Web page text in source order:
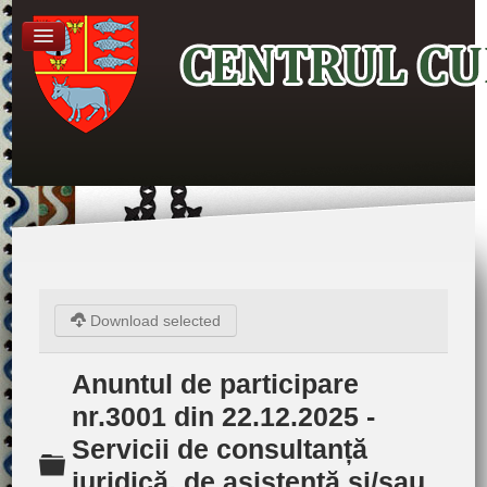
Download selected
Folder
Anuntul de participare
nr.3001 din 22.12.2025 -
Servicii de consultanță